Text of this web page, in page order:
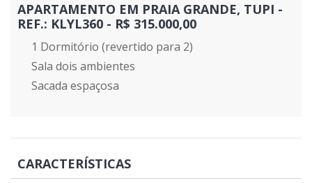
APARTAMENTO EM PRAIA GRANDE, TUPI -
REF.: KLYL360 - R$ 315.000,00
1 Dormitório (revertido para 2)
Sala dois ambientes
Sacada espaçosa
CARACTERÍSTICAS